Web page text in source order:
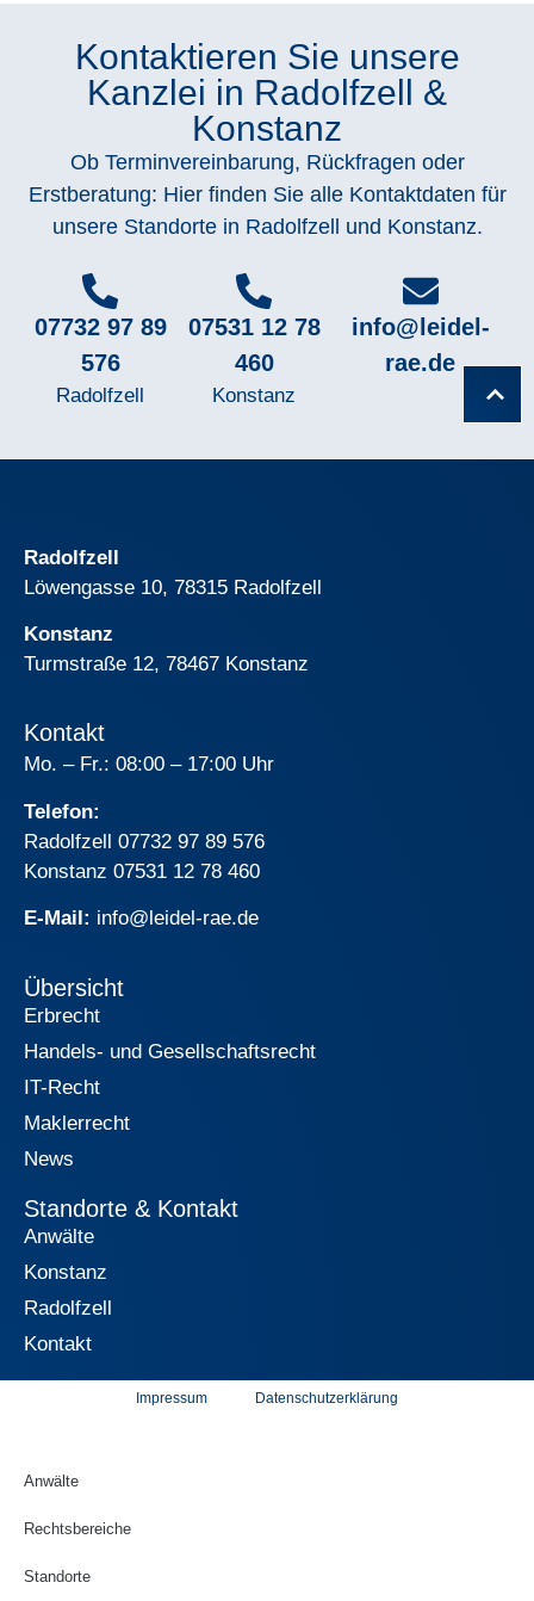
Kontaktieren Sie unsere
Kanzlei in Radolfzell &
Konstanz
Ob Terminvereinbarung, Rückfragen oder
Erstberatung: Hier finden Sie alle Kontaktdaten für
unsere Standorte in Radolfzell und Konstanz.
07732 97 89
576
Radolfzell
07531 12 78
460
Konstanz
info@leidel-
rae.de
Radolfzell
Löwengasse 10, 78315 Radolfzell
Konstanz
Turmstraße 12, 78467 Konstanz
Kontakt
Mo. – Fr.: 08:00 – 17:00 Uhr
Telefon:
Radolfzell 07732 97 89 576
Konstanz 07531 12 78 460
E-Mail: info@leidel-rae.de
Übersicht
Erbrecht
Handels- und Gesellschaftsrecht
IT-Recht
Maklerrecht
News
Standorte & Kontakt
Anwälte
Konstanz
Radolfzell
Kontakt
Impressum Datenschutzerklärung
Anwälte
Rechtsbereiche
Standorte